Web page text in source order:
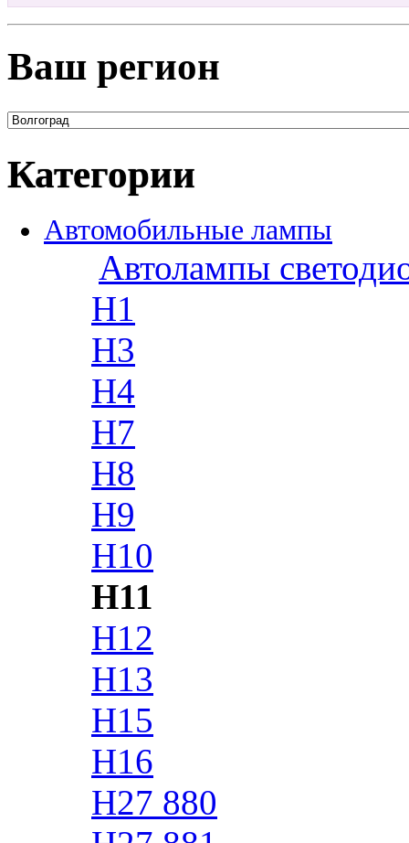
Ваш регион
Категории
Автомобильные лампы
Автолампы
H1
H3
H4
H7
H8
H9
H10
H11
H12
H13
H15
H16
H27 880